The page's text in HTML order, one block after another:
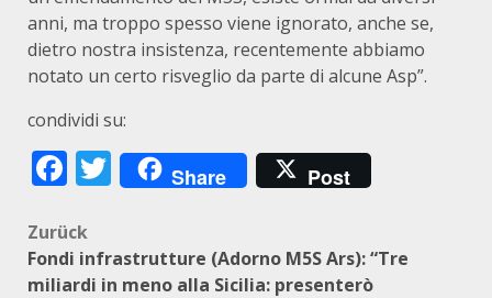
anni, ma troppo spesso viene ignorato, anche se,
dietro nostra insistenza, recentemente abbiamo
notato un certo risveglio da parte di alcune Asp”.
condividi su:
Facebook
Twitter
Share Post
Beitragsnavigation
Zurück
Fondi infrastrutture (Adorno M5S Ars): “Tre
miliardi in meno alla Sicilia: presenterò